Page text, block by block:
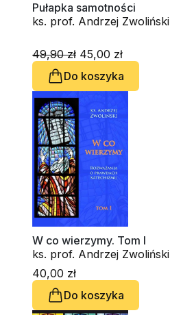
Pułapka samotności
ks. prof. Andrzej Zwoliński
49,90 zł 45,00 zł
Do koszyka
W co wierzymy. Tom I
ks. prof. Andrzej Zwoliński
40,00 zł
Do koszyka